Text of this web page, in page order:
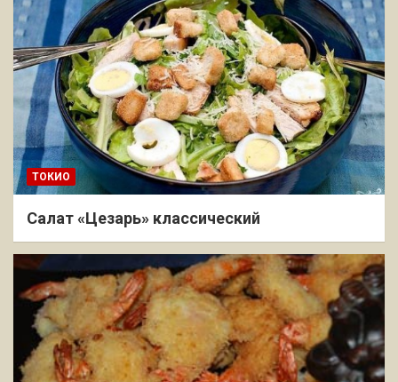
ТОКИО
Салат «Цезарь» классический